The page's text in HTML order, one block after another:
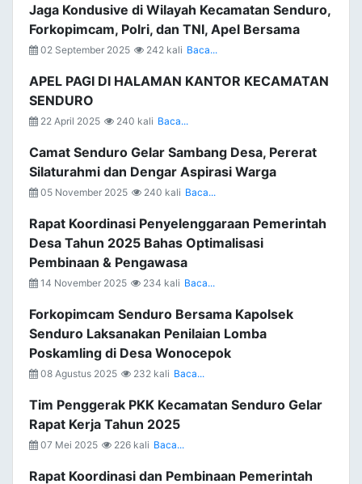
Jaga Kondusive di Wilayah Kecamatan Senduro,
Forkopimcam, Polri, dan TNI, Apel Bersama
02 September 2025 242 kali Baca...
APEL PAGI DI HALAMAN KANTOR KECAMATAN
SENDURO
22 April 2025 240 kali Baca...
Camat Senduro Gelar Sambang Desa, Pererat
Silaturahmi dan Dengar Aspirasi Warga
05 November 2025 240 kali Baca...
Rapat Koordinasi Penyelenggaraan Pemerintah
Desa Tahun 2025 Bahas Optimalisasi
Pembinaan & Pengawasa
14 November 2025 234 kali Baca...
Forkopimcam Senduro Bersama Kapolsek
Senduro Laksanakan Penilaian Lomba
Poskamling di Desa Wonocepok
08 Agustus 2025 232 kali Baca...
Tim Penggerak PKK Kecamatan Senduro Gelar
Rapat Kerja Tahun 2025
07 Mei 2025 226 kali Baca...
Rapat Koordinasi dan Pembinaan Pemerintah